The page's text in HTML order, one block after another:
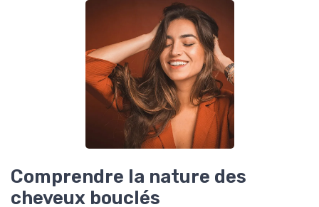
Comprendre la nature des
cheveux bouclés